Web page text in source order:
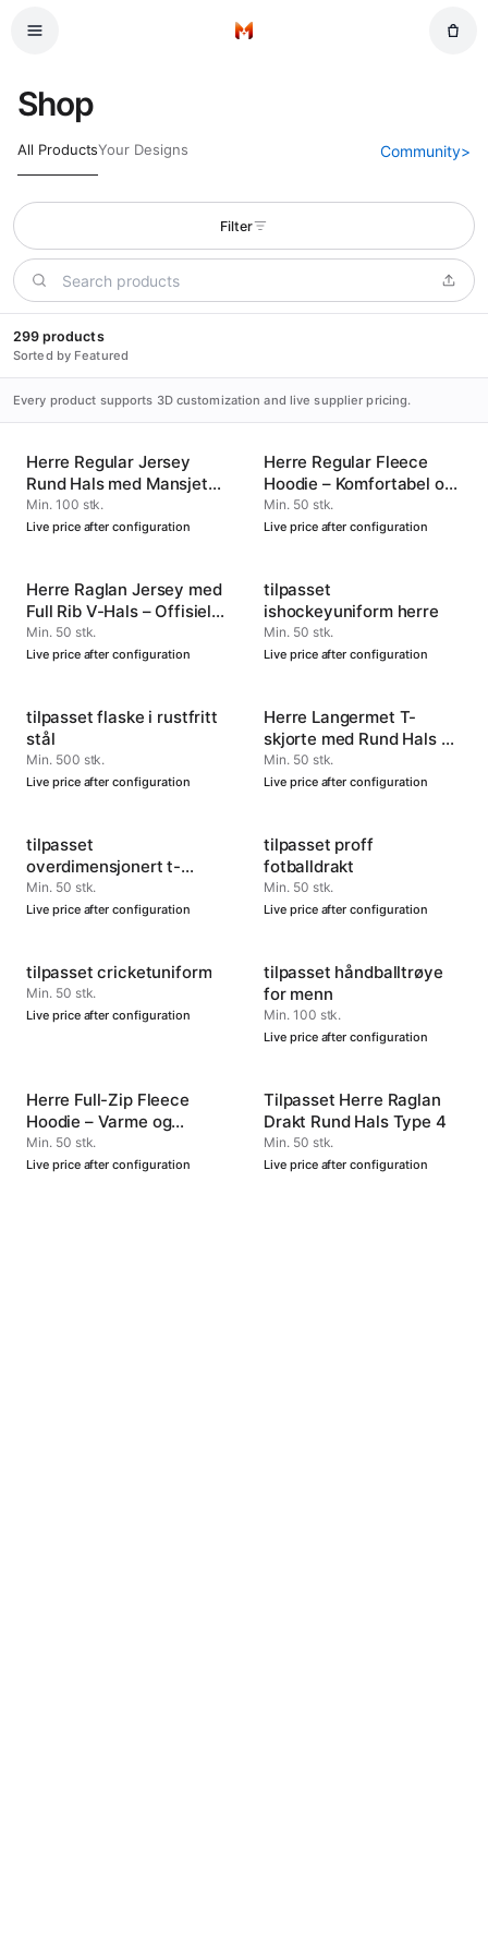
Hjem
Shop
All ProductsYour Designs Community>
Filter
299 products
Sorted by Featured
Every product supports 3D customization and live supplier pricing.
Herre Regular Jersey
Rund Hals med Mansjett
– Tilpassbar
Idrettsbekledning
Min. 100 stk.
Live price after configuration
Herre Regular Fleece
Hoodie – Komfortabel og
Allsidig
Min. 50 stk.
Live price after configuration
Herre Raglan Jersey med
Full Rib V-Hals – Offisiell
Team Performance
Bekledning
Min. 50 stk.
Live price after configuration
tilpasset
ishockeyuniform herre
Min. 50 stk.
Live price after configuration
tilpasset flaske i rustfritt
stål
Min. 500 stk.
Live price after configuration
Herre Langermet T-
skjorte med Rund Hals —
Holdbar og Myk for
Hverdagskomfort
Min. 50 stk.
Live price after configuration
tilpasset
overdimensjonert t-
skjorte for menn
Min. 50 stk.
Live price after configuration
tilpasset proff
fotballdrakt
Min. 50 stk.
Live price after configuration
tilpasset cricketuniform
Min. 50 stk.
Live price after configuration
tilpasset håndballtrøye
for menn
Min. 100 stk.
Live price after configuration
Herre Full-Zip Fleece
Hoodie – Varme og
Allsidig for Aktive Dager
Min. 50 stk.
Live price after configuration
Tilpasset Herre Raglan
Drakt Rund Hals Type 4
Min. 50 stk.
Live price after configuration